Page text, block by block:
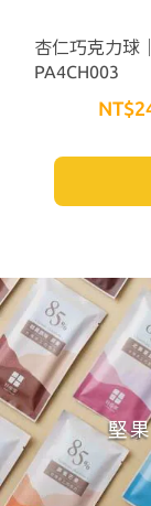
杏仁巧克力球
PA4CH003
堅